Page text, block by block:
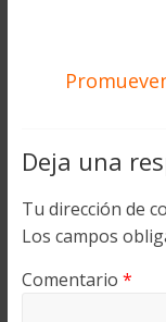
Deja una
Tu dirección de
Los campos
Comentario *